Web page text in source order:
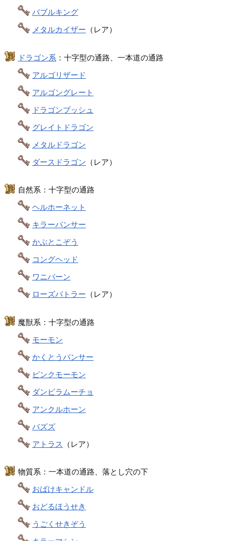
バブルキング
メタルカイザー （レア）
ドラゴン系 ：十字型の通路、一本道の通路
アルゴリザード
アルゴングレート
ドラゴンブッシュ
グレイトドラゴン
メタルドラゴン
ダースドラゴン （レア）
自然系：十字型の通路
ヘルホーネット
キラーパンサー
かぶとこぞう
コングヘッド
ワニバーン
ローズバトラー （レア）
魔獣系：十字型の通路
モーモン
かくとうパンサー
ピンクモーモン
ダンビラムーチョ
アンクルホーン
バズズ
アトラス
（レア）
物質系：一本道の通路、落とし穴の下
おばけキャンドル
おどるほうせき
うごくせきぞう